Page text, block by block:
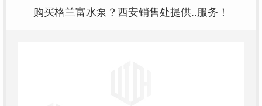
购买格兰富水泵？西安销售处提供..服务！